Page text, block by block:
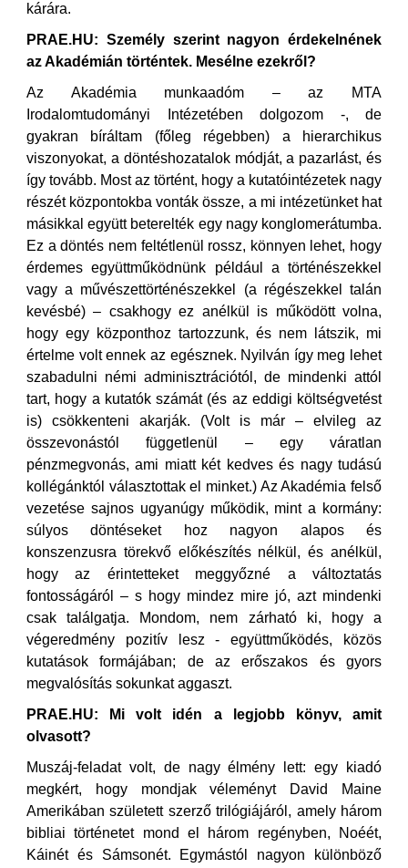
kárára.
PRAE.HU: Személy szerint nagyon érdekelnének
az Akadémián történtek. Mesélne ezekről?
Az Akadémia munkaadóm – az MTA
Irodalomtudományi Intézetében dolgozom -, de
gyakran bíráltam (főleg régebben) a hierarchikus
viszonyokat, a döntéshozatalok módját, a pazarlást, és
így tovább. Most az történt, hogy a kutatóintézetek nagy
részét központokba vonták össze, a mi intézetünket hat
másikkal együtt beterelték egy nagy konglomerátumba.
Ez a döntés nem feltétlenül rossz, könnyen lehet, hogy
érdemes együttműködnünk például a történészekkel
vagy a művészettörténészekkel (a régészekkel talán
kevésbé) – csakhogy ez anélkül is működött volna,
hogy egy központhoz tartozzunk, és nem látszik, mi
értelme volt ennek az egésznek. Nyilván így meg lehet
szabadulni némi adminisztrációtól, de mindenki attól
tart, hogy a kutatók számát (és az eddigi költségvetést
is) csökkenteni akarják. (Volt is már – elvileg az
összevonástól függetlenül – egy váratlan
pénzmegvonás, ami miatt két kedves és nagy tudású
kollégánktól választottak el minket.) Az Akadémia felső
vezetése sajnos ugyanúgy működik, mint a kormány:
súlyos döntéseket hoz nagyon alapos és
konszenzusra törekvő előkészítés nélkül, és anélkül,
hogy az érintetteket meggyőzné a változtatás
fontosságáról – s hogy mindez mire jó, azt mindenki
csak találgatja. Mondom, nem zárható ki, hogy a
végeredmény pozitív lesz - együttműködés, közös
kutatások formájában; de az erőszakos és gyors
megvalósítás sokunkat aggaszt.
PRAE.HU: Mi volt idén a legjobb könyv, amit
olvasott?
Muszáj-feladat volt, de nagy élmény lett: egy kiadó
megkért, hogy mondjak véleményt David Maine
Amerikában született szerző trilógiájáról, amely három
bibliai történetet mond el három regényben, Noéét,
Káinét és Sámsonét. Egymástól nagyon különböző